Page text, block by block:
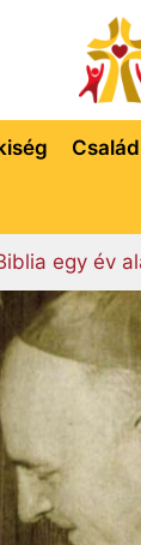
Család
egy év